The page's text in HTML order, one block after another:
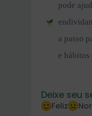
pode
a passo
e hábitos
Deixe seu
Feliz